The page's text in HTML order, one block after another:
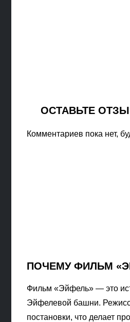
ОСТАВЬТЕ
Комментариев пока нет,
ПОЧЕМУ ФИЛЬМ
Фильм «Эйфель» — это
Эйфелевой башни.
постановки, что делает